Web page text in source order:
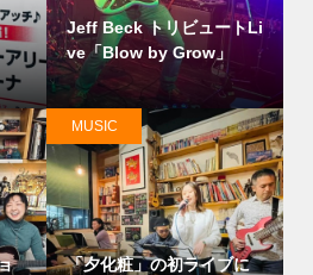
Jeff Beck トリビュートLi
ve「Blow by Grow」
「夕化粧」の初ライブに
MUSIC